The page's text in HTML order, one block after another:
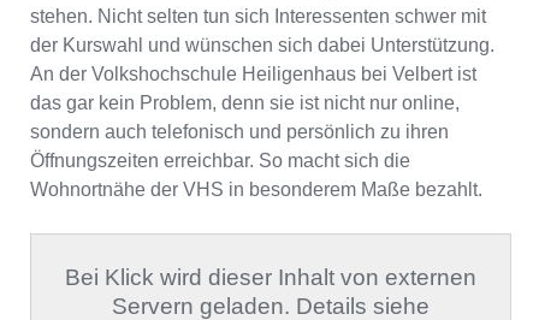
stehen. Nicht selten tun sich Interessenten schwer mit
der Kurswahl und wünschen sich dabei Unterstützung.
An der Volkshochschule Heiligenhaus bei Velbert ist
das gar kein Problem, denn sie ist nicht nur online,
sondern auch telefonisch und persönlich zu ihren
Öffnungszeiten erreichbar. So macht sich die
Wohnortnähe der VHS in besonderem Maße bezahlt.
Bei Klick wird dieser Inhalt von externen
Servern geladen. Details siehe